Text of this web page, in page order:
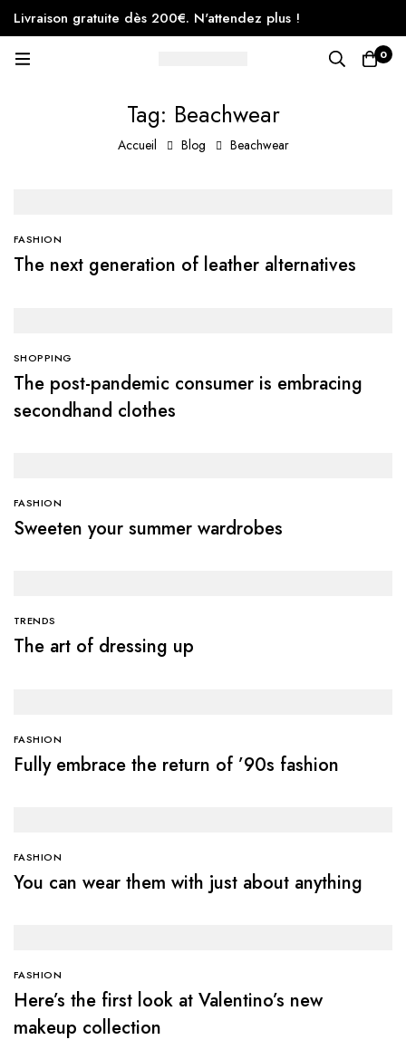
Livraison gratuite dès 200€. N'attendez plus !
0
Tag: Beachwear
Accueil Blog Beachwear
FASHION
The next generation of leather alternatives
SHOPPING
The post-pandemic consumer is embracing
secondhand clothes
FASHION
Sweeten your summer wardrobes
TRENDS
The art of dressing up
FASHION
Fully embrace the return of ’90s fashion
FASHION
You can wear them with just about anything
FASHION
Here’s the first look at Valentino’s new
makeup collection